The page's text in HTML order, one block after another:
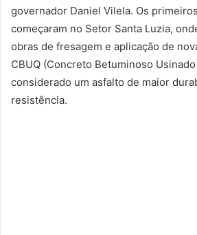
governador Daniel Vilela. Os
começaram no Setor Santa Luzia,
obras de fresagem e aplicação de
CBUQ (Concreto Betuminoso
considerado um asfalto de maior
resistência.